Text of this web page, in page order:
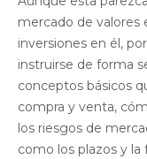
mercado de valores
inversiones en él,
instruirse de forma
conceptos básicos
compra y venta,
los riesgos de
como los plazos y